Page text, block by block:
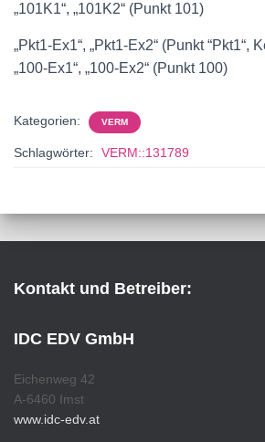
„101K1“, „101K2“ (Punkt 101)
„Pkt1-Ex1“, „Pkt1-Ex2“ (Punkt “Pkt1“,
„100-Ex1“, „100-Ex2“ (Punkt 100)
Kategorien: VERM
Schlagwörter: VERM::131789
Kontakt und Betreiber:
IDC EDV GmbH
Eichenweg 42
A-6460 Imst
www.idc-edv.at